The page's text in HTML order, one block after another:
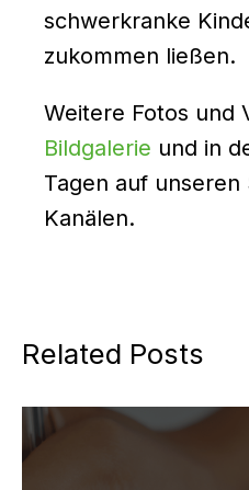
schwerkranke
zukommen ließen.
Weitere Fotos und
Bildgalerie und in
Tagen auf unseren
Kanälen.
Related Posts